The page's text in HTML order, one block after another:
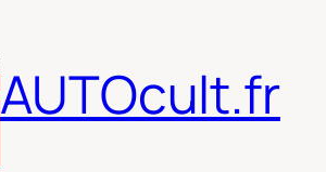
AUTOcult.fr